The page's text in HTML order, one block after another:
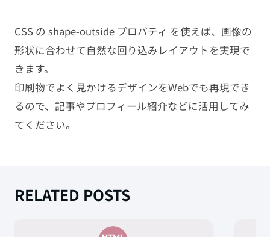
CSS の shape-outside プロパティ を使えば、画像の
形状に合わせて自然な回り込みレイアウトを実現で
きます。
印刷物でよく見かけるデザインをWebでも再現でき
るので、記事やプロフィール紹介などに活用してみ
てください。
RELATED POSTS